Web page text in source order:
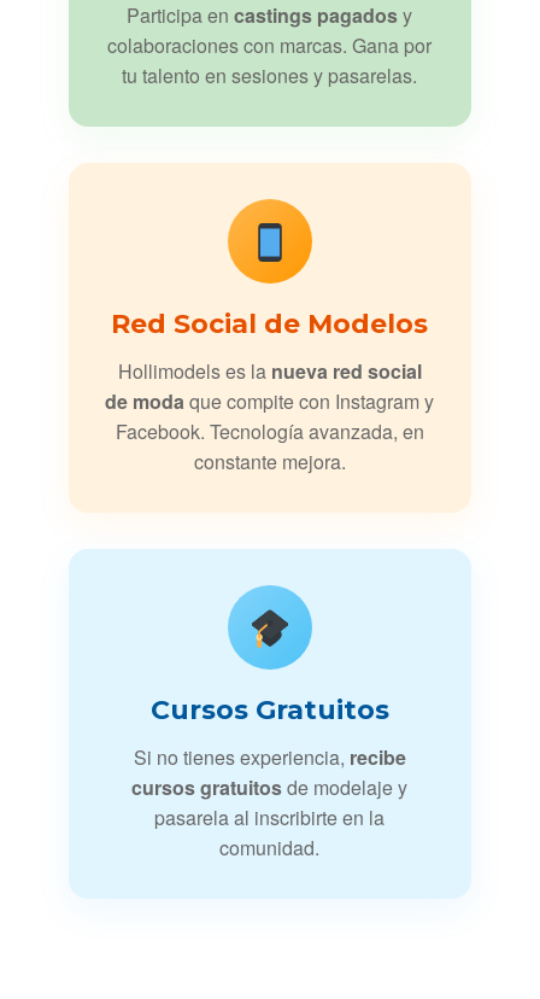
Participa encastings pagadosy
colaboraciones con marcas. Gana por
tu talento en sesiones y pasarelas.
Red Social de Modelos
Hollimodels es la nueva red social
de modaque compite con Instagram y
Facebook. Tecnología avanzada, en
constante mejora.
Cursos Gratuitos
Si no tienes experiencia, recibe
cursos gratuitosde modelaje y
pasarela al inscribirte en la
comunidad.